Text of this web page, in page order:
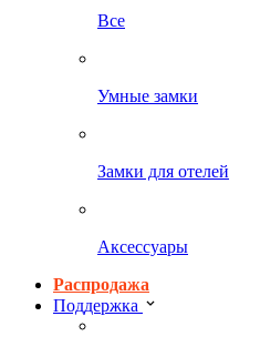
Все
Умные замки
Замки для отелей
Аксессуары
Распродажа
Поддержка